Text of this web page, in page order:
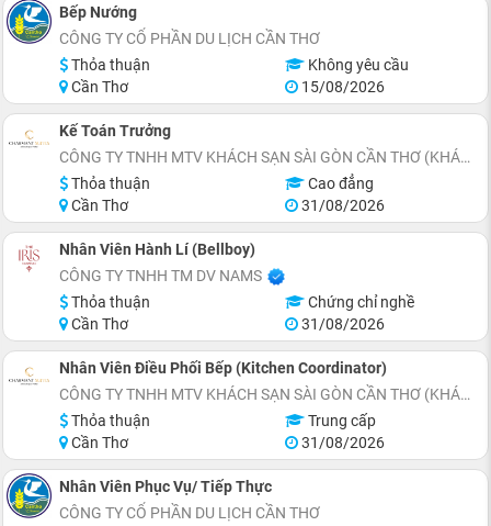
Bếp Nướng
CÔNG TY CỔ PHẦN DU LỊCH CẦN THƠ
Thỏa thuận
Không yêu cầu
Cần Thơ
15/08/2026
Kế Toán Trưởng
CÔNG TY TNHH MTV KHÁCH SẠN SÀI GÒN CẦN THƠ (KHÁCH SẠN CHARMANT SUITES)
Thỏa thuận
Cao đẳng
Cần Thơ
31/08/2026
Nhân Viên Hành Lí (Bellboy)
CÔNG TY TNHH TM DV NAMS
Thỏa thuận
Chứng chỉ nghề
Cần Thơ
31/08/2026
Nhân Viên Điều Phối Bếp (Kitchen Coordinator)
CÔNG TY TNHH MTV KHÁCH SẠN SÀI GÒN CẦN THƠ (KHÁCH SẠN CHARMANT SUITES)
Thỏa thuận
Trung cấp
Cần Thơ
31/08/2026
Nhân Viên Phục Vụ/ Tiếp Thực
CÔNG TY CỔ PHẦN DU LỊCH CẦN THƠ